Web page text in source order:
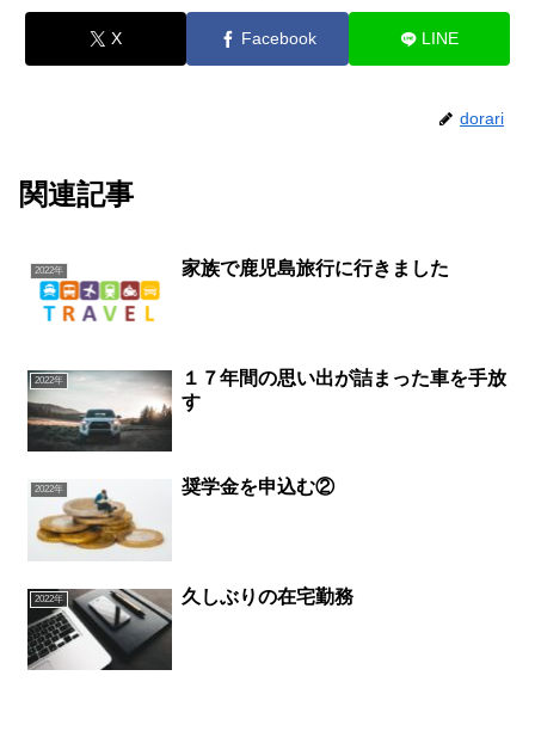
X Facebook LINE
dorari
関連記事
2022年 家族で鹿児島旅行に行きました
2022年
１７年間の思い出が詰まった車を手放
す
2022年 奨学金を申込む②
2022年 久しぶりの在宅勤務